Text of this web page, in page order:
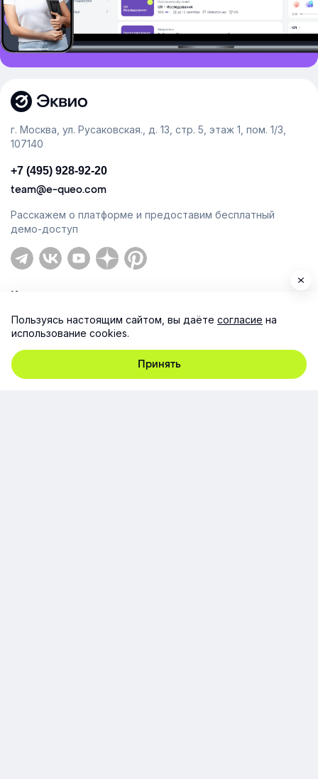
г. Москва, ул. Русаковская., д. 13, стр. 5, этаж 1, пом. 1/3,
107140
+7 (495) 928-92-20
team@e-queo.com
Расскажем о платформе и предоставим бесплатный
демо-доступ
Компания
Продукт
Ресурсы
Пользуясь настоящим сайтом, вы даёте согласие на
использование cookies.
Принять